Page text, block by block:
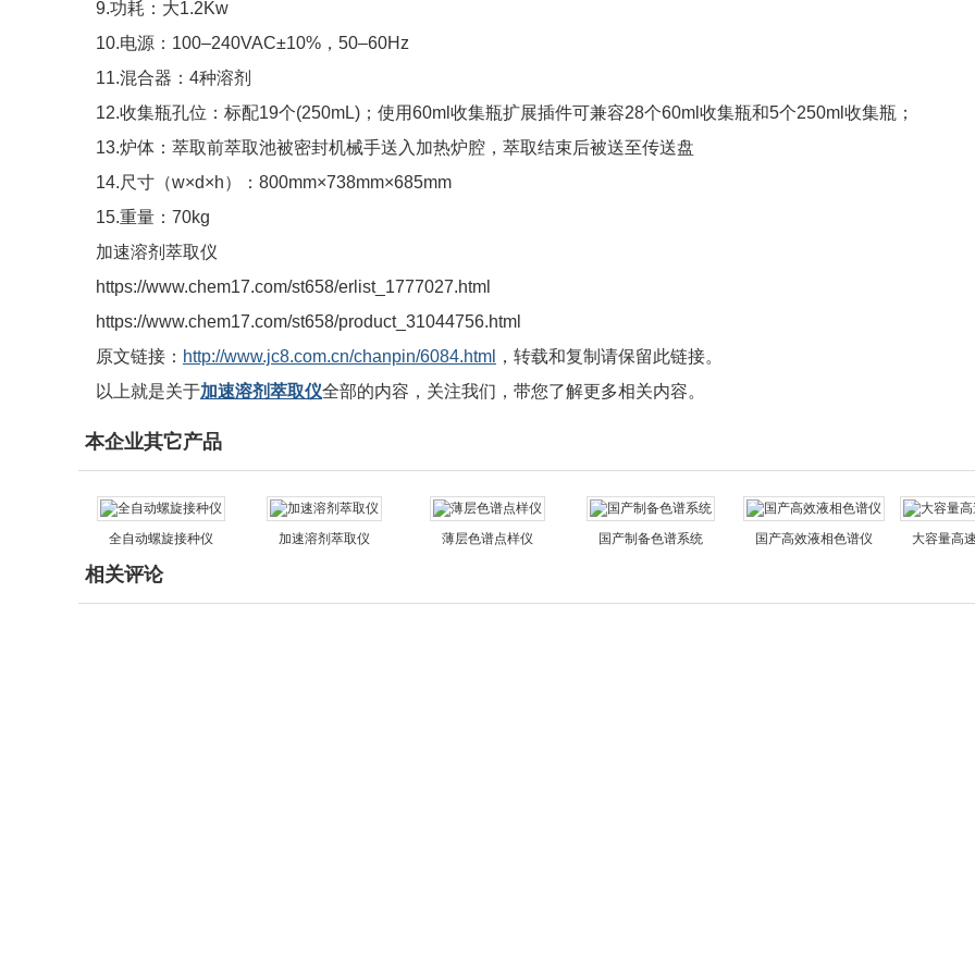
9.功耗：大1.2Kw
10.电源：100–240VAC±10%，50–60Hz
11.混合器：4种溶剂
12.收集瓶孔位：标配19个(250mL)；使用60ml收集瓶扩展插件可兼容28个60ml收集瓶和5个250ml收集瓶；
13.炉体：萃取前萃取池被密封机械手送入加热炉腔，萃取结束后被送至传送盘
14.尺寸（w×d×h）：800mm×738mm×685mm
15.重量：70kg
加速溶剂萃取仪
https://www.chem17.com/st658/erlist_1777027.html
https://www.chem17.com/st658/product_31044756.html
原文链接： http://www.jc8.com.cn/chanpin/6084.html
，转载和复制请保留此链接。
以上就是关于加速溶剂萃取仪全部的内容，关注我们，带您了解更多相关内容。
本企业其它产品
全自动螺旋接种仪 加速溶剂萃取仪 薄层色谱点样仪 国产制备色谱系统 国产高效液相色谱仪 大容量高
相关评论